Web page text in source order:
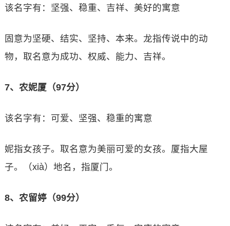
该名字有：坚强、稳重、吉祥、美好的寓意
固意为坚硬、结实、坚持、本来。龙指传说中的动
物，取名意为成功、权威、能力、吉祥。
7、农妮厦（97分）
该名字有：可爱、坚强、稳重的寓意
妮指女孩子。取名意为美丽可爱的女孩。厦指大屋
子。（xià）地名，指厦门。
8、农留婷（99分）